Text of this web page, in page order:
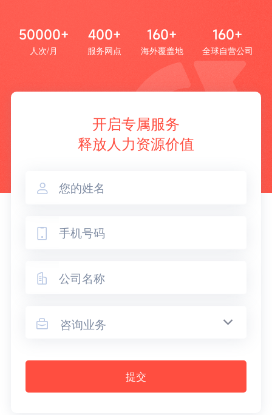
50000+
人次/月
400+
服务网点
160+
海外覆盖地
160+
全球自营公司
开启专属服务
释放人力资源价值



 咨询业务
提交